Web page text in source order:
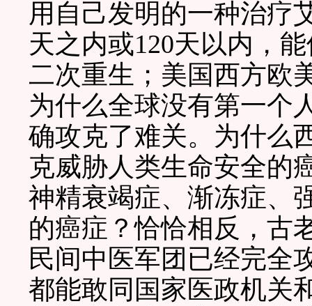
用自己发明的一种治疗
天之内或120天以内，
二次重生；美国西方欧
为什么全球没有第一个
确攻克了难关。为什么
克威胁人类生命安全的
神精衰竭症、渐冻症、
的癌症？恰恰相反，古
民间中医军团已经完全
都能敢同国家医政机关